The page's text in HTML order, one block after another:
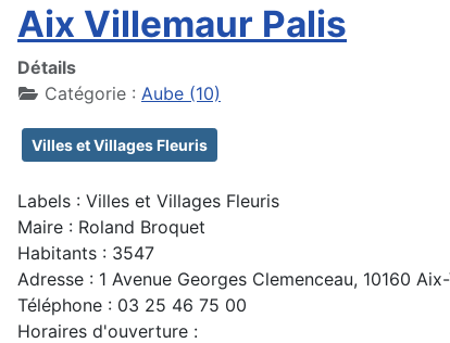
Aix Villemaur Palis
Détails
Catégorie : Aube (10)
Villes et Villages Fleuris
Labels : Villes et Villages Fleuris
Maire : Roland Broquet
Habitants : 3547
Adresse : 1 Avenue Georges Clemenceau, 10160
Téléphone : 03 25 46 75 00
Horaires d'ouverture :